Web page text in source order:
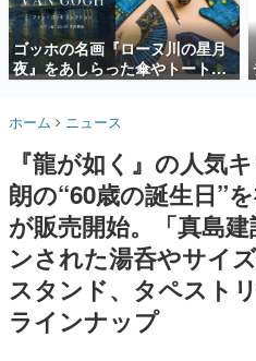
新世代に訊く
これからのデジタルゲ
の姿を追い、彼らのル
ゲームに多大な影響を
日本のコンテンツ産業
画です。
日本モバイルゲー
日本のモバイルゲーム
ルを網羅するほか、開
解説を掲載。約20年の
若ゲのいたり〜
『うつヌケ』『ペン
一先生によるゲーム業
ゴッホの名画『ローヌ川の星月
夜』をあしらった傘やトートバ
ッグなどが登場。8月7日21時よ
ホーム ニュース
『龍が如く』の人気
朗の“60歳の誕生日”
が販売開始。「真島
ンされた湯呑やサイ
スタンド、タペスト
ラインナップ